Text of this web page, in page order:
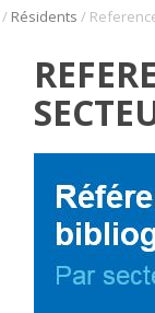
/ Résidents /